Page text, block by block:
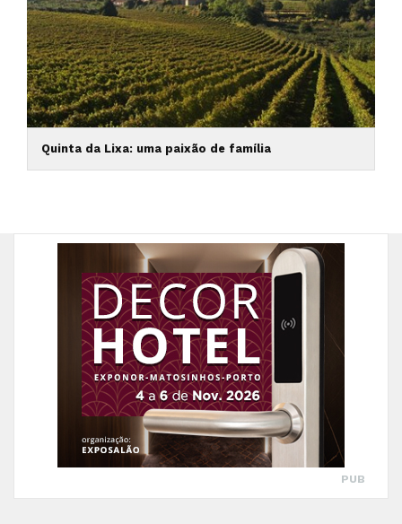
Quinta da Lixa: uma paixão de família
PUB